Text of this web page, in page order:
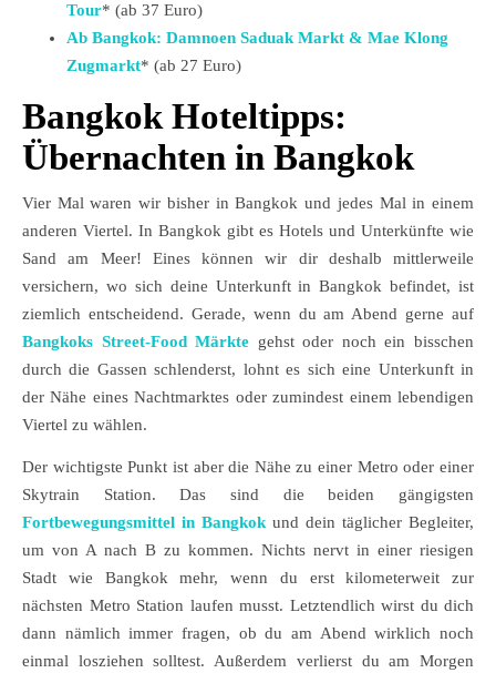
Tour* (ab 37 Euro)
Ab Bangkok: Damnoen Saduak Markt & Mae Klong
Zugmarkt* (ab 27 Euro)
Bangkok Hoteltipps:
Übernachten in Bangkok
Vier Mal waren wir bisher in Bangkok und jedes Mal in einem
anderen Viertel. In Bangkok gibt es Hotels und Unterkünfte wie
Sand am Meer! Eines können wir dir deshalb mittlerweile
versichern, wo sich deine Unterkunft in Bangkok befindet, ist
ziemlich entscheidend. Gerade, wenn du am Abend gerne auf
Bangkoks Street-Food Märkte gehst oder noch ein bisschen
durch die Gassen schlenderst, lohnt es sich eine Unterkunft in
der Nähe eines Nachtmarktes oder zumindest einem lebendigen
Viertel zu wählen.
Der wichtigste Punkt ist aber die Nähe zu einer Metro oder einer
Skytrain Station. Das sind die beiden gängigsten
Fortbewegungsmittel in Bangkokund dein täglicher Begleiter,
um von A nach B zu kommen. Nichts nervt in einer riesigen
Stadt wie Bangkok mehr, wenn du erst kilometerweit zur
nächsten Metro Station laufen musst. Letztendlich wirst du dich
dann nämlich immer fragen, ob du am Abend wirklich noch
einmal losziehen solltest. Außerdem verlierst du am Morgen